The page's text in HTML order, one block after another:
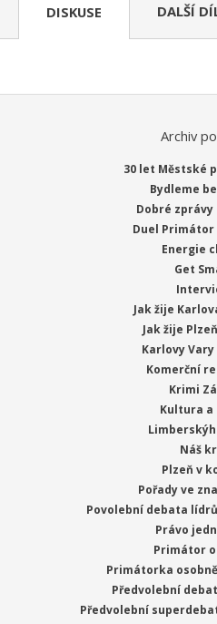
DISKUSE DALŠÍ
Archiv
30 let Městské
Bydleme
Dobré zprávy
Duel Primátor
Energie
Get
Jak žije
Jak žije
Karlovy
Komerční
Krimi
Kultura a
Náš
Plzeň v
Pořady ve
Povolební debata
Právo
Primátor
Primátorka
Předvolební
Předvolební